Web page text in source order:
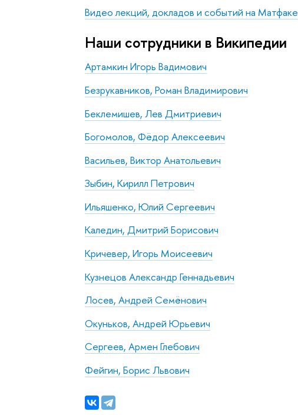
Видео лекций, докладов и событий на Матфаке
Наши сотрудники в Википедии
Артамкин Игорь Вадимович
Безрукавников, Роман Владимирович
Беклемишев, Лев Дмитриевич
Богомолов, Фёдор Алексеевич
Васильев, Виктор Анатольевич
Зыбин, Кирилл Петрович
Ильяшенко, Юлий Сергеевич
Каледин, Дмитрий Борисович
Кричевер, Игорь Моисеевич
Кузнецов Александр Геннадьевич
Лосев, Андрей Семёнович
Окуньков, Андрей Юрьевич
Сергеев, Армен Глебович
Фейгин, Борис Львович